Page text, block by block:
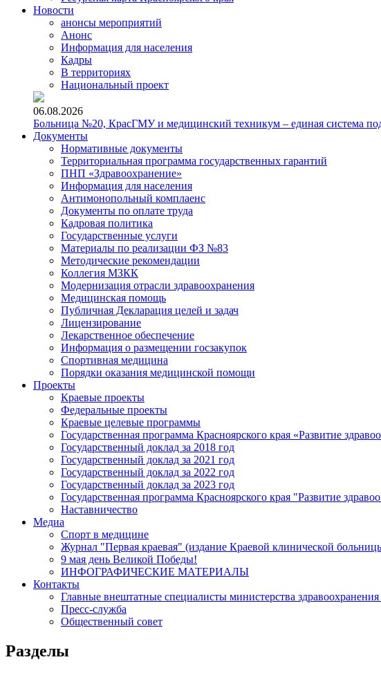
Новости
анонсы мероприятий
Анонс
Информация для населения
Кадры
В территориях
Национальный проект
06.08.2026
Больница №20, КрасГМУ и медицинский техникум – единая система
Документы
Нормативные документы
Территориальная программа государственных гарантий
ПНП «Здравоохранение»
Информация для населения
Антимонопольный комплаенс
Документы по оплате труда
Кадровая политика
Государственные услуги
Материалы по реализации ФЗ №83
Методические рекомендации
Коллегия МЗКК
Модернизация отрасли здравоохранения
Медицинская помощь
Публичная Декларация целей и задач
Лицензирование
Лекарственное обеспечение
Информация о размещении госзакупок
Спортивная медицина
Порядки оказания медицинской помощи
Проекты
Краевые проекты
Федеральные проекты
Краевые целевые программы
Государственная программа Красноярского края «Развитие
Государственный доклад за 2018 год
Государственный доклад за 2021 год
Государственный доклад за 2022 год
Государственный доклад за 2023 год
Государственная программа Красноярского края "Развитие
Наставничество
Медиа
Спорт в медицине
Журнал "Первая краевая" (издание Краевой клинической
9 мая день Великой Победы!
ИНФОГРАФИЧЕСКИЕ МАТЕРИАЛЫ
Контакты
Главные внештатные специалисты министерства здравоохранения
Пресс-служба
Общественный совет
Разделы